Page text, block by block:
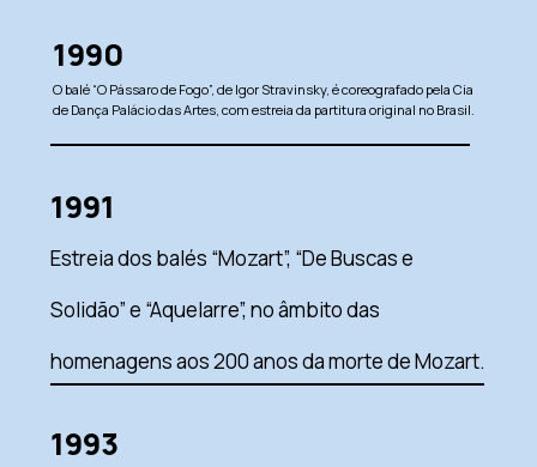
1990
O balé “O Pássaro de Fogo”, de Igor Stravinsky, é coreografado pela Cia
de Dança Palácio das Artes, com estreia da partitura original no Brasil.
1991
Estreia dos balés “Mozart”, “De Buscas e
Solidão” e “Aquelarre”, no âmbito das
homenagens aos 200 anos da morte de Mozart.
1993